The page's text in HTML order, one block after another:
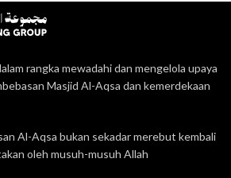
rangka mewadahi dan mengelola upaya
Masjid Al-Aqsa dan kemerdekaan
Al-Aqsa bukan sekadar merebut kembali
oleh musuh-musuh Allah